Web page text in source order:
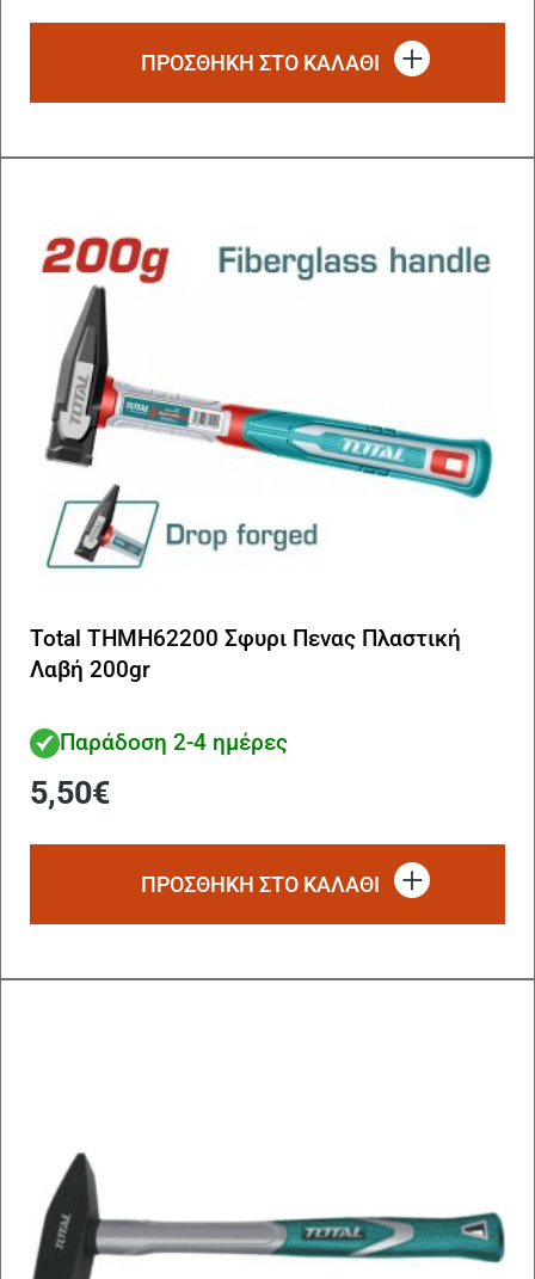
ΠΡΟΣΘΗΚΗ ΣΤΟ ΚΑΛΑΘΙ
Total THMH62200 Σφυρι Πενας Πλαστική
Λαβή 200gr
Παράδοση 2-4 ημέρες
5,50€
ΠΡΟΣΘΗΚΗ ΣΤΟ ΚΑΛΑΘΙ